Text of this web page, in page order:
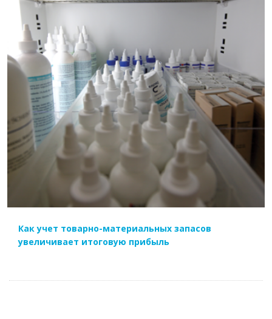
ЧИТАТЬ ДАЛЕЕ
Как учет товарно-материальных запасов
увеличивает итоговую прибыль